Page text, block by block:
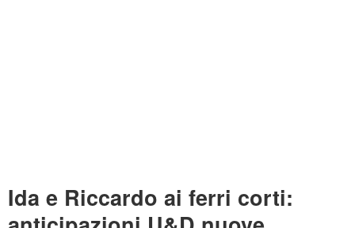
Ida e Riccardo ai ferri corti: